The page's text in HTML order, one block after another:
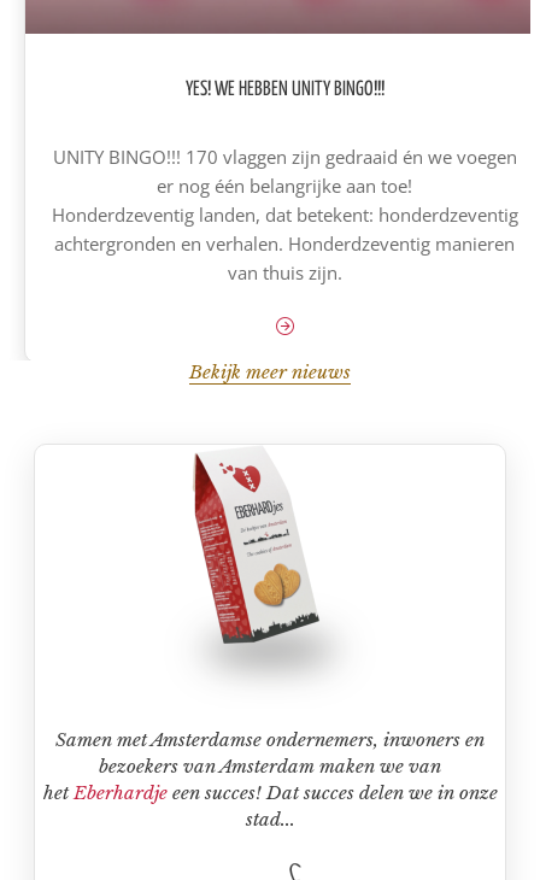
YES! WE HEBBEN UNITY BINGO!!!
UNITY BINGO!!! 170 vlaggen zijn gedraaid én we voegen
er nog één belangrijke aan toe!
Honderdzeventig landen, dat betekent: honderdzeventig
achtergronden en verhalen. Honderdzeventig manieren
van thuis zijn.
Bekijk meer nieuws
Samen met Amsterdamse ondernemers, inwoners en
bezoekers van Amsterdam maken we van
hetEberhardjeeen succes! Dat succes delen we in onze
stad...